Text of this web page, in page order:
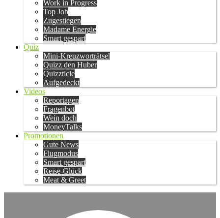
Work in Progress
Top Job
Zugestiegen
Madame Energie
Smart gespart
Quiz
Mini-Kreuzworträtsel
Quizz den Huber
Quizzticle
Aufgedeckt
Videos
Reportagen
Fragenbot
Wein doch
MoneyTalks
Promotionen
Gute News
Flugmodus
Smart gespart
Reise-Glück
Meat & Greet